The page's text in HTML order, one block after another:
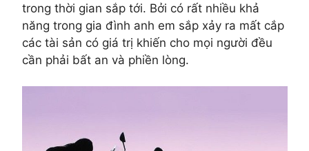
trong thời gian sắp tới. Bởi có rất nhiều khả
năng trong gia đình anh em sắp xảy ra mất cắp
các tài sản có giá trị khiến cho mọi người đều
cần phải bất an và phiền lòng.